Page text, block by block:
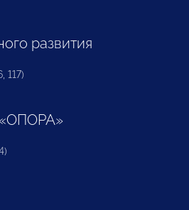
развития
117)